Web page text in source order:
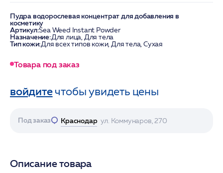
Пудра водорослевая концентрат для добавления в
косметику
Артикул:Sea Weed Instant Powder
Назначение:Для лица, Для тела
Тип кожи:Для всех типов кожи, Для тела, Сухая
Товара под заказ
войдитечтобы увидеть цены
Под заказ Краснодар ул. Коммунаров, 270
Описание товара